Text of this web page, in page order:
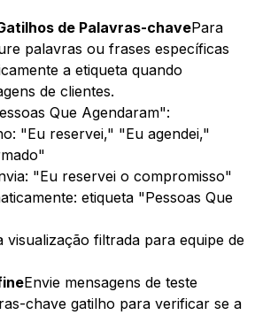
de Palavras-chavePara
palavras ou frases específicas
a etiqueta quando
de clientes.
Que Agendaram":
"Eu reservei," "Eu agendei,"
"Eu reservei o compromisso"
etiqueta "Pessoas Que
visualização filtrada para equipe de
Envie mensagens de teste
chave gatilho para verificar se a